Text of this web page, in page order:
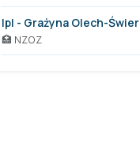
Ipl - Grażyna Olech-
🏥 NZOZ